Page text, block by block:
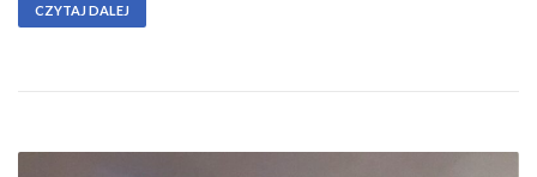
CZYTAJ DALEJ